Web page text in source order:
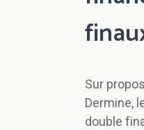
Sur
Dermine,
double